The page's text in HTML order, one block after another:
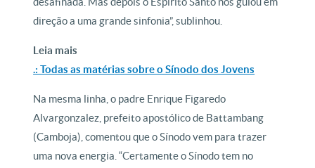
direção a uma grande sinfonia”, sublinhou.
Leia mais
.: Todas as matérias sobre o Sínodo dos Jovens
Na mesma linha, o padre Enrique Figaredo
Alvargonzalez, prefeito apostólico de Battambang
(Camboja), comentou que o Sínodo vem para trazer
uma nova energia. “Certamente o Sínodo tem no